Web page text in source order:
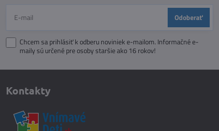
Odoberať
Chcem sa prihlásiť k odberu noviniek e-mailom. Informačné e-
maily sú určené pre osoby staršie ako 16 rokov!
Kontakty